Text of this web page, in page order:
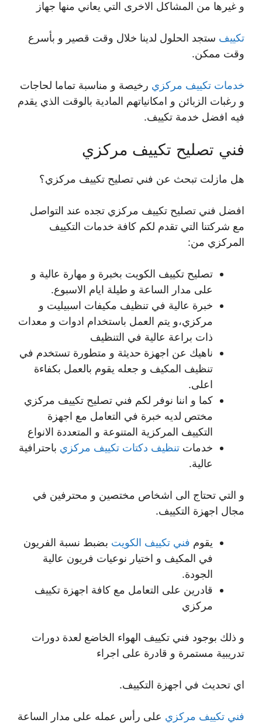
و غيرها من المشاكل الاخرى التي يعاني منها جهاز
تكييف ستجد الحلول لدينا خلال وقت قصير و بأسرع
وقت ممكن.
خدمات تكييف مركزي رخيصة و مناسبة تماما لحاجات
و رغبات الزبائن و امكانياتهم المادية بالوقت الذي يقدم
فيه افضل خدمة تكييف.
فني تصليح تكييف مركزي
هل مازلت تبحث عن فني تصليح تكييف مركزي؟
افضل فني تصليح تكييف مركزي تجده عند التواصل
مع شركتنا التي تقدم لكم كافة خدمات التكييف
المركزي من:
تصليح تكييف الكويت بخبرة و مهارة عالية و
على مدار الساعة و طيلة ايام الاسبوع.
خبرة عالية في تنظيف مكيفات اسبيليت و
مركزي،و يتم العمل باستخدام ادوات و معدات
ذات براعة عالية في التنظيف
ناهيك عن اجهزة حديثة و متطورة تستخدم في
تنظيف المكيف و جعله يقوم بالعمل بكفاءة
اعلى.
كما و اننا نوفر لكم فني تصليح تكييف مركزي
مختص لديه خبرة في التعامل مع اجهزة
التكييف المركزية المتنوعة و المتعددة الانواع
خدمات تنظيف دكتات تكييف مركزي باحترافية
عالية.
و التي تحتاج الى اشخاص مختصين و محترفين في
مجال اجهزة التكييف.
يقوم فني تكييف الكويت بضبط نسبة الفريون
في المكيف و اختيار نوعيات فريون عالية
الجودة.
قادرين على التعامل مع كافة اجهزة تكييف
مركزي
و ذلك بوجود فني تكييف الهواء الخاضع لعدة دورات
تدريبية مستمرة و قادرة على اجراء
اي تحديث في اجهزة التكييف.
فني تكييف مركزي على رأس عمله على مدار الساعة